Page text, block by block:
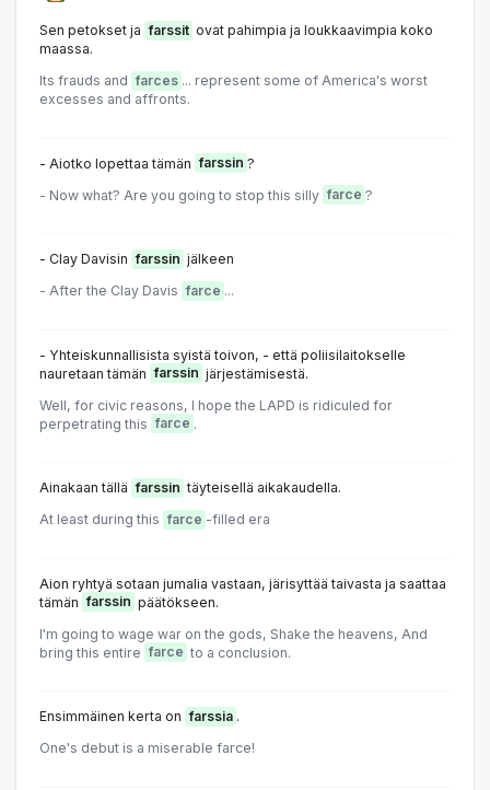
Sen petokset ja farssit ovat pahimpia ja loukkaavimpia koko
maassa.
Its frauds and farces ... represent some of America's worst
excesses and affronts.
- Aiotko lopettaa tämän farssin ?
- Now what? Are you going to stop this silly farce ?
- Clay Davisin farssin jälkeen
- After the Clay Davis farce ...
- Yhteiskunnallisista syistä toivon, - että poliisilaitokselle
nauretaan tämän farssin järjestämisestä.
Well, for civic reasons, I hope the LAPD is ridiculed for
perpetrating this farce .
Ainakaan tällä farssin täyteisellä aikakaudella.
At least during this farce -filled era
Aion ryhtyä sotaan jumalia vastaan, järisyttää taivasta ja saattaa
tämän farssin päätökseen.
I'm going to wage war on the gods, Shake the heavens, And
bring this entire farce to a conclusion.
Ensimmäinen kerta on farssia .
One's debut is a miserable farce!